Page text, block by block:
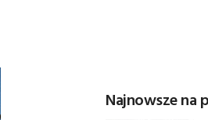
Najnowsze na